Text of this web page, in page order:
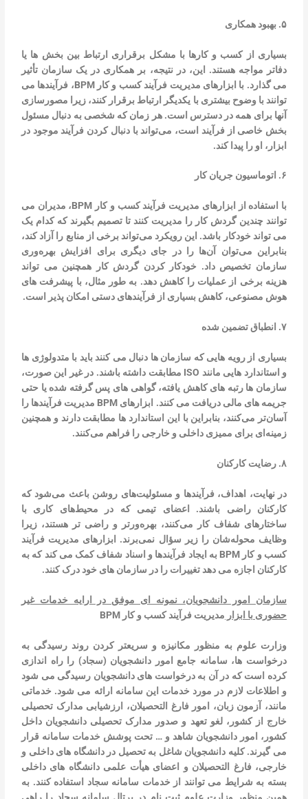
۵. بهبود همکاری
بسیاری از کسب و کارها با مشکل برقراری ارتباط بین بخش ها یا
دفاتر مواجه هستند. این، در نتیجه، بر همکاری در یک سازمان تأثیر
می گذارد. با ابزارهای مدیریت فرآیند کسب و کار BPM، فرآیندها می
توانند با وضوح بیشتری با یکدیگر ارتباط برقرار کنند، زیرا مصورسازی
آنها برای همه در دسترس است. هر زمان که شخصی به دنبال مسئول
بخش خاصی از فرآیند است، می‌تواند با دنبال کردن فرآیند موجود در
ابزار، او را پیدا کند.
۶. اتوماسیون جریان کار
با استفاده از ابزارهای مدیریت فرآیند کسب و کار BPM، مدیران می
توانند چندین گردش کار را مدیریت کنند تا تصمیم بگیرند که کدام یک
می تواند خودکار باشد. این رویکرد می‌تواند برخی از منابع را آزاد کند،
بنابراین می‌توان آن‌ها را در جای دیگری برای افزایش بهره‌وری
سازمان تخصیص داد. خودکار کردن گردش کار همچنین می تواند
هزینه برخی از عملیات را کاهش دهد. به طور مثال، با پیشرفت های
هوش مصنوعی، کاهش بسیاری از فرآیندهای دستی امکان پذیر است.
۷. انطباق تضمین شده
بسیاری از رویه هایی که سازمان ها دنبال می کنند باید با متدولوژی ها
و استاندارد هایی مانند ISO مطابقت داشته باشند. در غیر این صورت،
سازمان ها رتبه های کاهش یافته، گواهی های پس گرفته شده یا حتی
جریمه های مالی دریافت می کنند. ابزارهای BPM مدیریت فرآیندها را
آسان‌تر می‌کنند، بنابراین با این استاندارد ها مطابقت دارند و همچنین
زمینه‌ای برای ممیزی داخلی و خارجی را فراهم می‌کنند.
۸. رضایت کارکنان
در نهایت، اهداف، فرآیندها و مسئولیت‌های روشن باعث می‌شود که
کارکنان راضی باشند. اعضای تیمی که در محیط‌های کاری با
ساختارهای شفاف کار می‌کنند، بهره‌ورتر و راضی تر هستند، زیرا
وظایف محوله‌شان را زیر سؤال نمی‌برند. ابزارهای مدیریت فرآیند
کسب و کار BPM به ایجاد فرآیندها و اسناد شفاف کمک می کند که به
کارکنان اجازه می دهد تغییرات را در سازمان های خود درک کنند.
سازمان امور دانشجویان، نمونه ای موفق در ارایه خدمات غیر
حضوری با ابزار مدیریت فرآیند کسب و کار BPM
وزارت علوم به منظور مکانیزه و سریعتر کردن روند رسیدگی به
درخواست ها، سامانه جامع امور دانشجویان (سجاد) را راه اندازی
کرده است که در آن به درخواست های دانشجویان رسیدگی می شود
و اطلاعات لازم در مورد خدمات این سامانه ارائه می شود. خدماتی
مانند، آزمون زبان، امور فارغ التحصیلان، ارزشیابی مدارک تحصیلی
خارج از کشور، لغو تعهد و صدور مدارک تحصیلی دانشجویان داخل
کشور، امور دانشجویان شاهد و … تحت پوشش خدمات سامانه قرار
می گیرند. کلیه دانشجویان شاغل به تحصیل در دانشگاه های داخلی و
خارجی، فارغ التحصیلان و اعضای هیأت علمی دانشگاه های داخلی
بسته به شرایط می توانند از خدمات سامانه سجاد استفاده کنند. به
همین منظور وزارت علوم ثبت نام در پرتال سامانه سجاد را راهی